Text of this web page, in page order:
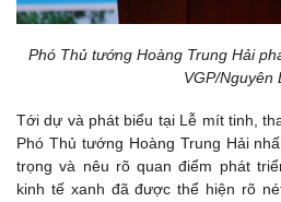
Phó Thủ tướng Hoàng Trung Hải
VGP/Nguyên
Tới dự và phát biểu tại Lễ mít tinh,
Phó Thủ tướng Hoàng Trung Hải
trọng và nêu rõ quan điểm phát
kinh tế xanh đã được thể hiện rõ